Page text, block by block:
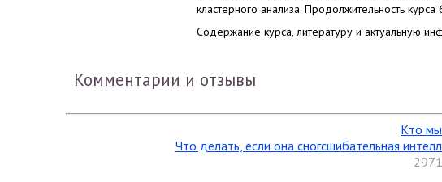
кластерного анализа. Продолжительность
Содержание курса, литературу и актуальную
Комментарии и отзывы
Кто
Что делать, если она сногсшибательная